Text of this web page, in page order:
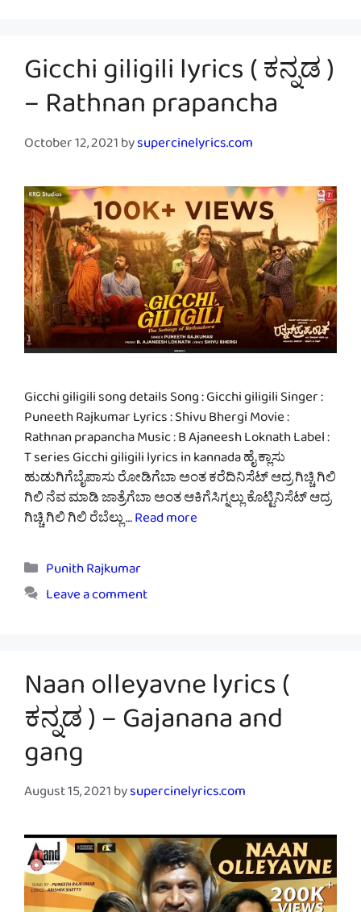
Gicchi giligili lyrics ( ಕನ್ನಡ )
– Rathnan prapancha
October 12, 2021bysupercinelyrics.com
Gicchi giligili song details Song : Gicchi giligili Singer :
Puneeth Rajkumar Lyrics : Shivu Bhergi Movie :
Rathnan prapancha Music : B Ajaneesh Loknath Label :
T series Gicchi giligili lyrics in kannada ಹೈ ಕ್ಲಾಸು
ಹುಡುಗಿಗೆಬೈಪಾಸು ರೋಡಿಗೆಬಾ ಅಂತ ಕರೆದಿನಿಸೆಟ್ ಆದ್ರ ಗಿಚ್ಚಿ ಗಿಲಿ
ಗಿಲಿ ನೆವ ಮಾಡಿ ಜಾತ್ರೆಗೆಬಾ ಅಂತ ಆಕಿಗೆಸಿಗ್ನಲ್ಲು ಕೊಟ್ಟಿನಿಸೆಟ್ ಆದ್ರ
ಗಿಚ್ಚಿ ಗಿಲಿ ಗಿಲಿ ರೆಬೆಲ್ಲು …Read more
Categories
Punith Rajkumar
Leave a comment
Naan olleyavne lyrics (
ಕನ್ನಡ ) – Gajanana and
gang
August 15, 2021bysupercinelyrics.com